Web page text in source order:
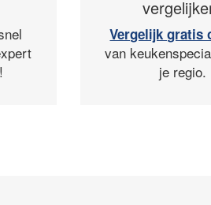
Vergelijk gratis
van
je regio.